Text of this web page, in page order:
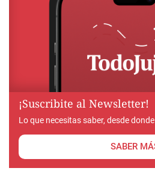
¡Suscribite al Newsletter!
Lo que necesitas saber, desde
SABER